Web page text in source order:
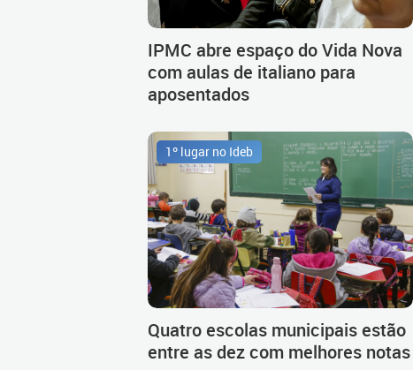
IPMC abre espaço do Vida Nova
com aulas de italiano para
aposentados
1º lugar no Ideb
Quatro escolas municipais estão
entre as dez com melhores notas